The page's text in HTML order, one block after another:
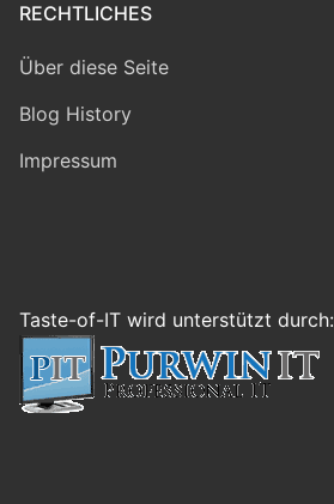
RECHTLICHES
Über diese Seite
Blog History
Impressum
Taste-of-IT wird unterstützt durch: